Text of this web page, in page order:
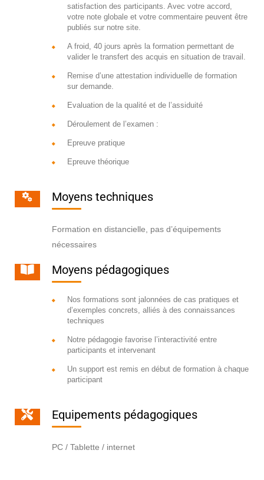
satisfaction des participants. Avec votre accord,
votre note globale et votre commentaire peuvent être
publiés sur notre site.
A froid, 40 jours après la formation permettant de
valider le transfert des acquis en situation de travail.
Remise d’une attestation individuelle de formation
sur demande.
Evaluation de la qualité et de l’assiduité
Déroulement de l’examen :
Epreuve pratique
Epreuve théorique
Moyens techniques
Formation en distancielle, pas d’équipements
nécessaires
Moyens pédagogiques
Nos formations sont jalonnées de cas pratiques et
d’exemples concrets, alliés à des connaissances
techniques
Notre pédagogie favorise l’interactivité entre
participants et intervenant
Un support est remis en début de formation à chaque
participant
Equipements pédagogiques
PC / Tablette / internet